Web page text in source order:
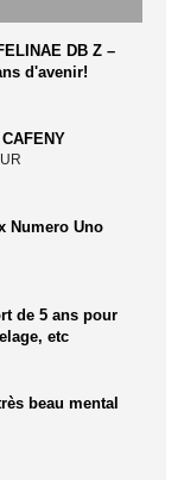
DB Z –
d'avenir!
Numero Uno
de 5 ans pour
etc
beau mental